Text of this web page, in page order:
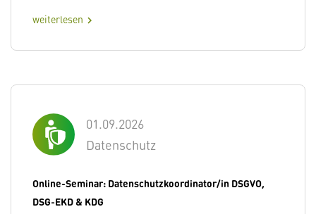
weiterlesen chevron_right
01.09.2026
Datenschutz
Online-Seminar: Datenschutzkoordinator/in DSGVO,
DSG-EKD & KDG